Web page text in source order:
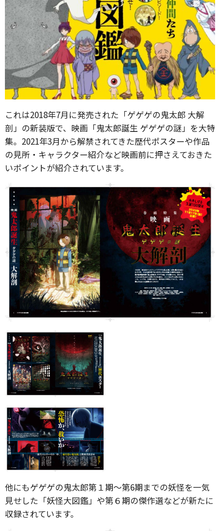
これは2018年7月に発売された「ゲゲゲの鬼太郎 大解
剖」の新装版で、映画「鬼太郎誕生 ゲゲゲの謎」を大特
集。2021年3月から解禁されてきた歴代ポスターや作品
の見所・キャラクター紹介など映画前に押さえておきた
いポイントが紹介されています。
他にもゲゲゲの鬼太郎第１期〜第6期までの妖怪を一気
見せした「妖怪大図鑑」や第６期の傑作選などが新たに
収録されています。